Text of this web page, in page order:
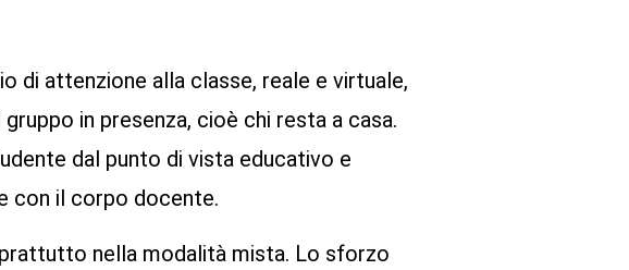
di attenzione alla classe, reale e virtuale,
in presenza, cioè chi resta a casa.
dal punto di vista educativo e
con il corpo docente.
nella modalità mista. Lo sforzo